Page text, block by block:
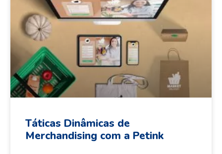
Táticas Dinâmicas de
Merchandising com a Petink